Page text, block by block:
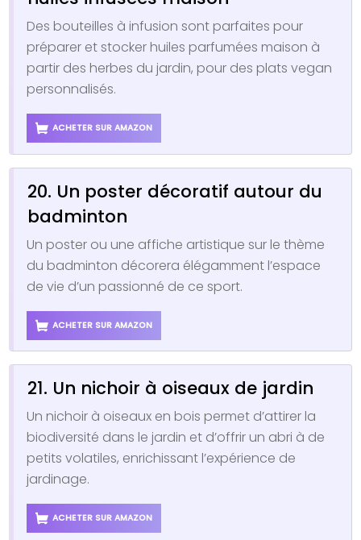
Des bouteilles à infusion sont parfaites pour
préparer et stocker huiles parfumées maison à
partir des herbes du jardin, pour des plats vegan
personnalisés.
ACHETER SUR AMAZON
20. Un poster décoratif autour du
badminton
Un poster ou une affiche artistique sur le thème
du badminton décorera élégamment l’espace
de vie d’un passionné de ce sport.
ACHETER SUR AMAZON
21. Un nichoir à oiseaux de jardin
Un nichoir à oiseaux en bois permet d’attirer la
biodiversité dans le jardin et d’offrir un abri à de
petits volatiles, enrichissant l’expérience de
jardinage.
ACHETER SUR AMAZON